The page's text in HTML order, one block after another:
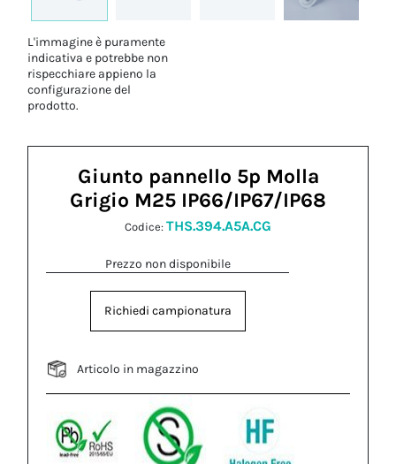
L'immagine è puramente
indicativa e potrebbe non
rispecchiare appieno la
configurazione del
prodotto.
Giunto pannello 5p Molla
Grigio M25 IP66/IP67/IP68
Codice: THS.394.A5A.CG
Prezzo non disponibile
Richiedi campionatura
Articolo in magazzino